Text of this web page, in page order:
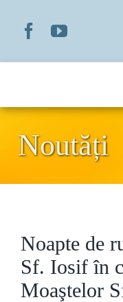
Organizare
Liturgic
Noutăți
Noapte de
Sf. Iosif în
Moaştelor